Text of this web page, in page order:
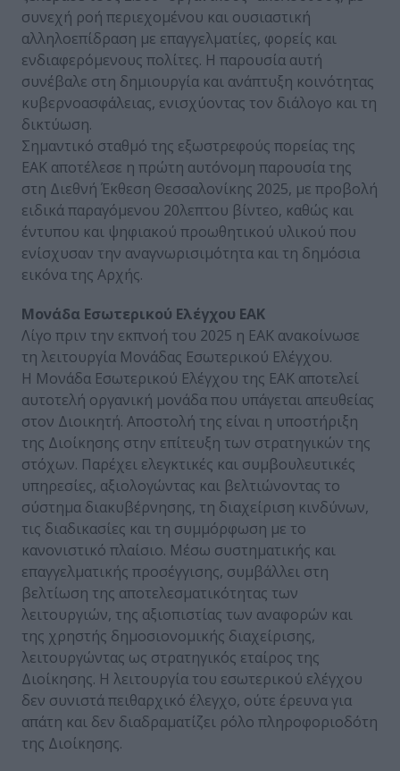
συνεχή ροή περιεχομένου και ουσιαστική
αλληλοεπίδραση με επαγγελματίες, φορείς και
ενδιαφερόμενους πολίτες. Η παρουσία αυτή
συνέβαλε στη δημιουργία και ανάπτυξη κοινότητας
κυβερνοασφάλειας, ενισχύοντας τον διάλογο και τη
δικτύωση.
Σημαντικό σταθμό της εξωστρεφούς πορείας της
ΕΑΚ αποτέλεσε η πρώτη αυτόνομη παρουσία της
στη Διεθνή Έκθεση Θεσσαλονίκης 2025, με προβολή
ειδικά παραγόμενου 20λεπτου βίντεο, καθώς και
έντυπου και ψηφιακού προωθητικού υλικού που
ενίσχυσαν την αναγνωρισιμότητα και τη δημόσια
εικόνα της Αρχής.
Μονάδα Εσωτερικού Ελέγχου ΕΑΚ
Λίγο πριν την εκπνοή του 2025 η ΕΑΚ ανακοίνωσε
τη λειτουργία Μονάδας Εσωτερικού Ελέγχου.
Η Μονάδα Εσωτερικού Ελέγχου της ΕΑΚ αποτελεί
αυτοτελή οργανική μονάδα που υπάγεται απευθείας
στον Διοικητή. Αποστολή της είναι η υποστήριξη
της Διοίκησης στην επίτευξη των στρατηγικών της
στόχων. Παρέχει ελεγκτικές και συμβουλευτικές
υπηρεσίες, αξιολογώντας και βελτιώνοντας το
σύστημα διακυβέρνησης, τη διαχείριση κινδύνων,
τις διαδικασίες και τη συμμόρφωση με το
κανονιστικό πλαίσιο. Μέσω συστηματικής και
επαγγελματικής προσέγγισης, συμβάλλει στη
βελτίωση της αποτελεσματικότητας των
λειτουργιών, της αξιοπιστίας των αναφορών και
της χρηστής δημοσιονομικής διαχείρισης,
λειτουργώντας ως στρατηγικός εταίρος της
Διοίκησης. Η λειτουργία του εσωτερικού ελέγχου
δεν συνιστά πειθαρχικό έλεγχο, ούτε έρευνα για
απάτη και δεν διαδραματίζει ρόλο πληροφοριοδότη
της Διοίκησης.